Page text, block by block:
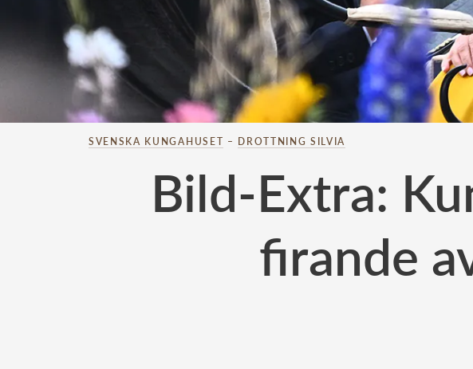
SVENSKA KUNGAHUSET – DROTTNING SILVIA
Bild-Extra:
firande